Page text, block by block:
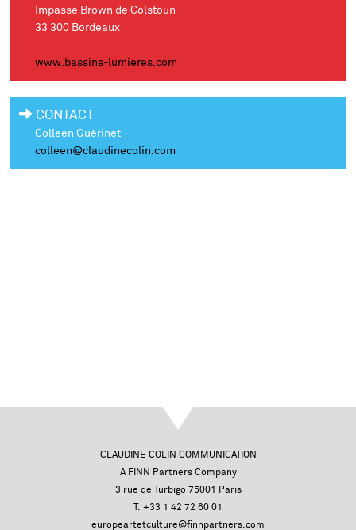
Impasse Brown de Colstoun
33 300 Bordeaux
www.bassins-lumieres.com
CONTACT
Colleen Guérinet
colleen@claudinecolin.com
CLAUDINE COLIN COMMUNICATION
A FINN Partners Company
3 rue de Turbigo 75001 Paris
T. +33 1 42 72 60 01
europeartetculture@finnpartners.com